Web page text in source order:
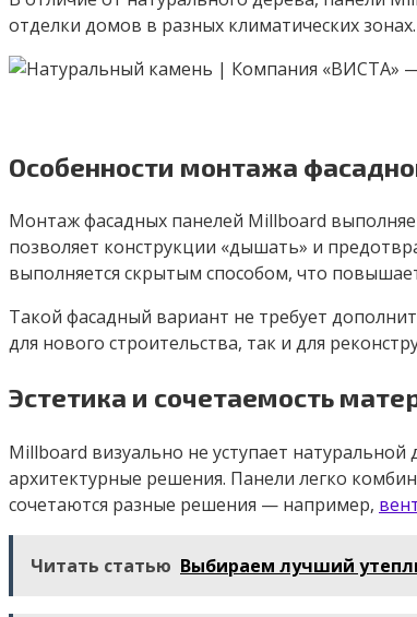
отделки домов в разных климатических зонах.
Особенности монтажа
Монтаж фасадных панелей Millboard
позволяет конструкции «дышать» и
выполняется скрытым способом, что
Такой фасадный вариант не требует
для нового строительства, так и для
Эстетика и сочетаемость
Millboard визуально не уступает
архитектурные решения. Панели легко
сочетаются разные решения — например,
Читать статью Выбираем лучший